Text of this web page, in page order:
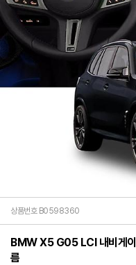
상품번호 B0598360
BMW X5 G05 LCI 내비게이
름